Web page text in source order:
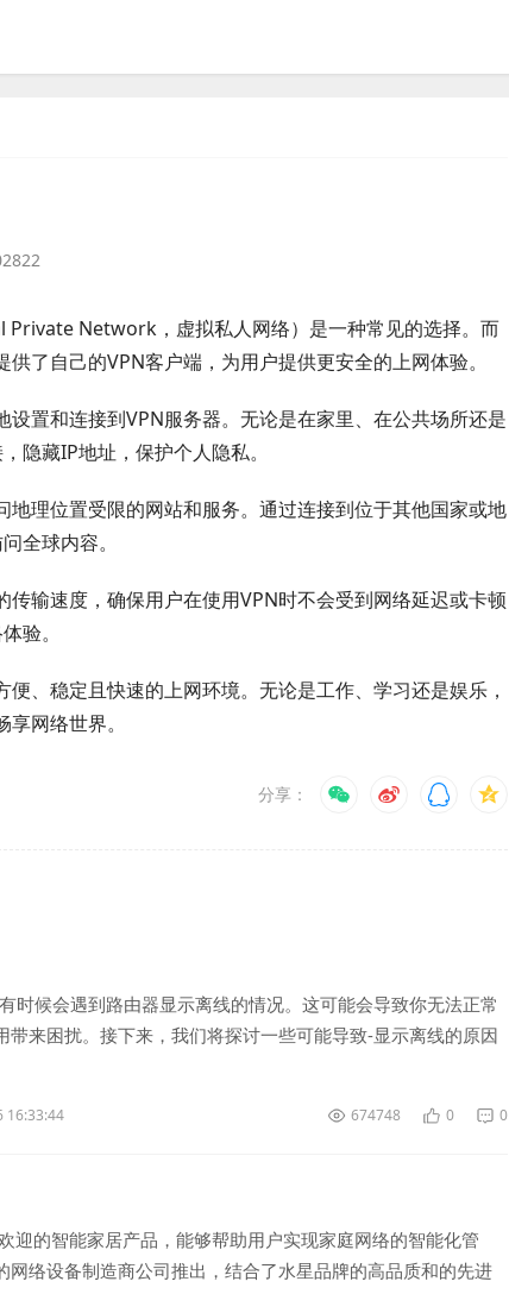
Network，虚拟私人网络）是一种常见的选择。而
了自己的VPN客户端，为用户提供更安全的上网体验。
置和连接到VPN服务器。无论是在家里、在公共场所还是
隐藏IP地址，保护个人隐私。
理位置受限的网站和服务。通过连接到位于其他国家或地
全球内容。
输速度，确保用户在使用VPN时不会受到网络延迟或卡顿
验。
、稳定且快速的上网环境。无论是工作、学习还是娱乐，
网络世界。
分享：
时候会遇到路由器显示离线的情况。这可能会导致你无法正常
带来困扰。接下来，我们将探讨一些可能导致-显示离线的原因
16:33:44 674748 0 0
迎的智能家居产品，能够帮助用户实现家庭网络的智能化管
网络设备制造商公司推出，结合了水星品牌的高品质和的先进